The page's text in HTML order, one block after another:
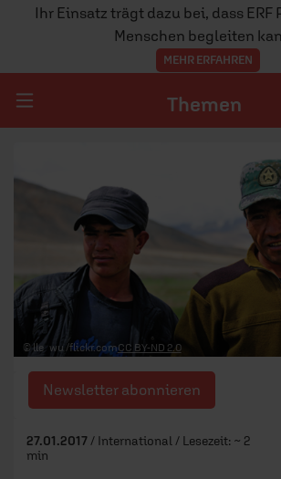
Ihr Einsatz trägt dazu bei, dass ERF
Menschen begleiten
MEHR ERFAHREN
Themen
DOSSIERS
MENSCHEN
GESELLSCHAFT
TEAM
© lle_wu /flickr.comCC BY-ND 2.0
Newsletter abonnieren
27.01.2017 / International / Lesezeit: ~ 2
min